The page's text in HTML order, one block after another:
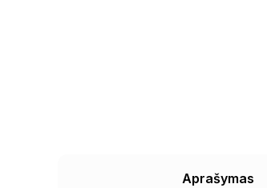
Aprašymas